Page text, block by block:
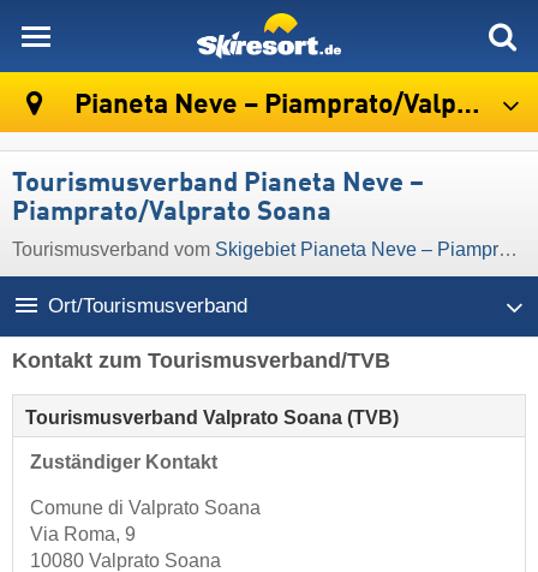
Pianeta Neve – Piamprato/​Valprato Soana
Tourismusverband Pianeta Neve –
Piamprato/​Valprato Soana
Tourismusverband vom Skigebiet Pianeta Neve – Piamprato/​Valprato Soana
Ort/Tourismusverband
Kontakt zum Tourismusverband/TVB
Tourismusverband Valprato Soana (TVB)
Zuständiger Kontakt
Comune di Valprato Soana
Via Roma, 9
10080 Valprato Soana